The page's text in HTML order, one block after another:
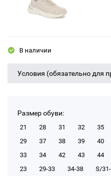
В наличии
Условия (обязательно для
Размер обуви:
21 28 31 32 35
29
37 38 39 40
33
34 42 43 44
23
29-33 34-38 S/